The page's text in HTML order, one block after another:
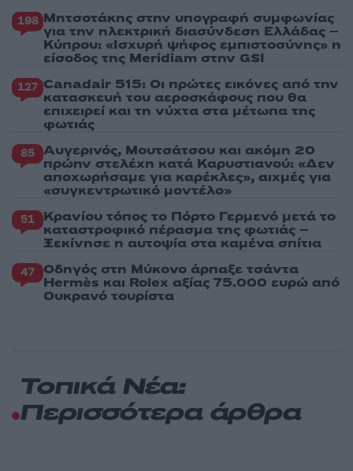
198 Μητσοτάκης στην υπογραφή συμφωνίας
για την ηλεκτρική διασύνδεση Ελλάδας –
Κύπρου: «Ισχυρή ψήφος εμπιστοσύνης» η
είσοδος της Meridiam στην GSI
127 Canadair 515: Οι πρώτες εικόνες από την
κατασκευή του αεροσκάφους που θα
επιχειρεί και τη νύχτα στα μέτωπα της
φωτιάς
85 Αυγερινός, Μουτσάτσου και ακόμη 20
πρώην στελέχη κατά Καρυστιανού: «Δεν
αποχωρήσαμε για καρέκλες», αιχμές για
«συγκεντρωτικό μοντέλο»
51 Κρανίου τόπος το Πόρτο Γερμενό μετά το
καταστροφικό πέρασμα της φωτιάς –
Ξεκίνησε η αυτοψία στα καμένα σπίτια
47 Οδηγός στη Μύκονο άρπαξε τσάντα
Hermès και Rolex αξίας 75.000 ευρώ από
Ουκρανό τουρίστα
Τοπικά Νέα:
Περισσότερα άρθρα